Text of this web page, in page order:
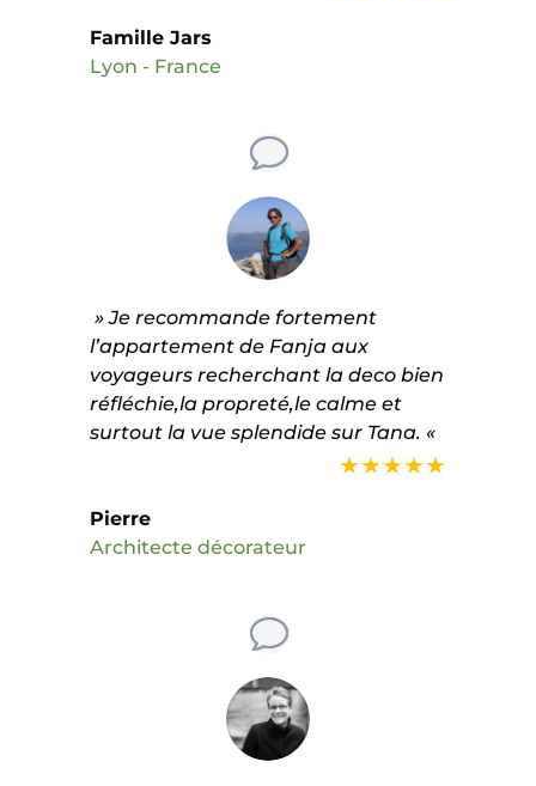
Famille Jars
Lyon - France
» Je recommande fortement
l’appartement de Fanja aux
voyageurs recherchant la deco bien
réfléchie,la propreté,le calme et
surtout la vue splendide sur Tana. «
★★★★★
Pierre
Architecte décorateur